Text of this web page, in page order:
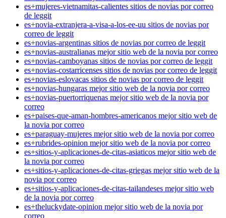
es+mujeres-vietnamitas-calientes sitios de novias por correo
de leggit
es+novia-extranjera-a-visa-a-los-ee-uu sitios de novias por
correo de leggit
es+novias-argentinas sitios de novias por correo de leggit
es+novias-australianas mejor sitio web de la novia por correo
es+novias-camboyanas sitios de novias por correo de leggit
es+novias-costarricenses sitios de novias por correo de leggit
es+novias-eslovacas sitios de novias por correo de leggit
es+novias-hungaras mejor sitio web de la novia por correo
es+novias-puertorriquenas mejor sitio web de la novia por
correo
es+paises-que-aman-hombres-americanos mejor sitio web de
la novia por correo
es+paraguay-mujeres mejor sitio web de la novia por correo
es+rubrides-opinion mejor sitio web de la novia por correo
es+sitios-y-aplicaciones-de-citas-asiaticos mejor sitio web de
la novia por correo
es+sitios-y-aplicaciones-de-citas-griegas mejor sitio web de la
novia por correo
es+sitios-y-aplicaciones-de-citas-tailandeses mejor sitio web
de la novia por correo
es+theluckydate-opinion mejor sitio web de la novia por
correo